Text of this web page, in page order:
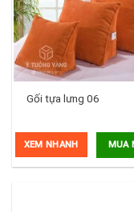
Gối tựa lưng 06
MUA
XEM NHANH